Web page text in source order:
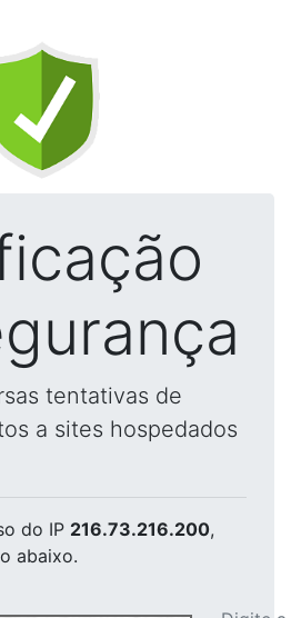
tentativas de
a sites hospedados
do IP 216.73.216.200,
abaixo.